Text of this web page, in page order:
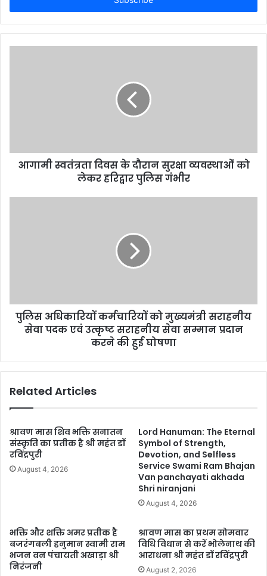
r
y
d
आगामी स्वतंत्रता दिवस के दौरान सुरक्षा व्यवस्थाओं को
लेकर हरिद्वार पुलिस गंभीर
पुलिस अधिकारियों कर्मचारियों को मुख्यमंत्री सराहनीय
सेवा पदक एवं उत्कृष्ट सराहनीय सेवा सम्मान प्रदान
करने की हुई घोषणा
Related Articles
श्रावण मास शिव भक्ति सनातन
संस्कृति का प्रतीक है श्री महंत डॉ
रविंद्रपुरी
August 4, 2026
Lord Hanuman: The Eternal
Symbol of Strength,
Devotion, and Selfless
Service Swami Ram Bhajan
Van panchayati akhada
Shri niranjani
August 4, 2026
भक्ति और शक्ति अमर प्रतीक है
बजरंगबली हनुमान स्वामी राम
भजन वन पंचायती अखाड़ा श्री
निरंजनी
श्रावण मास का प्रथम सोमवार
विधि विधान से करें भोलेनाथ की
आराधना श्री महंत डॉ रविंद्रपुरी
August 2, 2026